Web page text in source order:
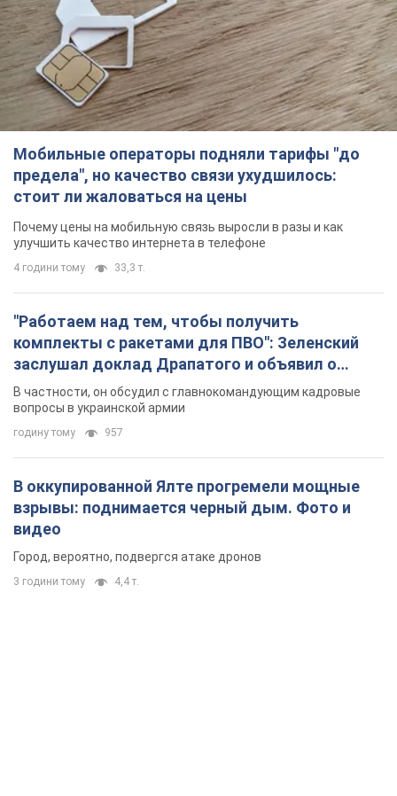
Мобильные операторы подняли тарифы "до
предела", но качество связи ухудшилось:
стоит ли жаловаться на цены
Почему цены на мобильную связь выросли в разы и как
улучшить качество интернета в телефоне
4 години тому 33,3 т.
"Работаем над тем, чтобы получить
комплекты с ракетами для ПВО": Зеленский
заслушал доклад Драпатого и объявил о
новых мерах
В частности, он обсудил с главнокомандующим кадровые
вопросы в украинской армии
годину тому 957
В оккупированной Ялте прогремели мощные
взрывы: поднимается черный дым. Фото и
видео
Город, вероятно, подвергся атаке дронов
3 години тому 4,4 т.